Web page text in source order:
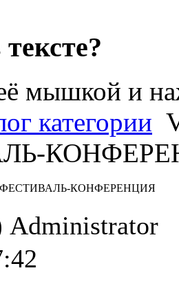
мышкой и
категории
КОНФЕРЕНЦИЯ
Administrator